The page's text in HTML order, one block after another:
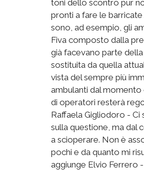
toni dello scontro pur
pronti a fare le
sono, ad esempio, gli
Fiva composto dalla
già facevano parte
sostituita da quella
vista del sempre più
ambulanti dal momento
di operatori resterà
Raffaela Gigliodoro -
sulla questione, ma dal
a scioperare. Non è
pochi e da quanto mi
aggiunge Elvio Ferrero